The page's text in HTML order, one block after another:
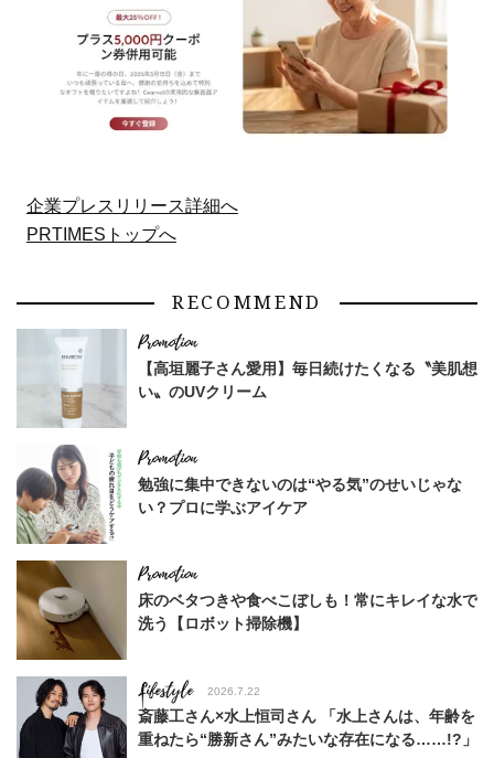
企業プレスリリース詳細へ
PRTIMESトップへ
RECOMMEND
【高垣麗子さん愛用】毎日続けたくなる〝美肌想
い〟のUVクリーム
勉強に集中できないのは“やる気”のせいじゃな
い？プロに学ぶアイケア
床のベタつきや食べこぼしも！常にキレイな水で
洗う【ロボット掃除機】
Lifestyle 2026.7.22
斎藤工さん×水上恒司さん 「水上さんは、年齢を
重ねたら“勝新さん”みたいな存在になる……!?」